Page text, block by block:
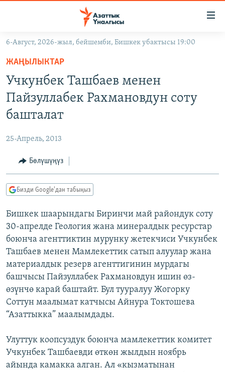
Навигацияга
өтүңүз
Издөөгө
салыңыз
КЫРГЫЗСТАН
КЫРГЫЗСТАН
МАДАНИЯТ
ДҮЙНӨ
УКРАИНА
ТВ ПРОГРАММАЛАР
БҮГҮН АЗАТТЫКТА
ДАНИСТЕ
АЗАТТЫК+
ЫҢГАЙСЫЗ СУРООЛОР
ПОДКАСТ
ОНЛАЙН ШЕРИНЕ
ЭЕ/АРнун бардык сайттары
6-Август, 2026-жыл, бейшемби, Бишкек убактысы 19:00
ЖАҢЫЛЫКТАР
Учкунбек Ташбаев менен
Пайзуллабек Рахмановдун соту
башталат
25-Апрель, 2013
Бөлүшүңүз
Бизди Google'дан табыңыз
Бишкек шаарындагы Биринчи май райондук соту
30-апрелде Геология жана минералдык ресурстар
боюнча агенттиктин мурунку жетекчиси Учкунбек
Ташбаев менен Мамлекеттик сатып алуулар жана
материалдык резерв агенттигинин мурдагы
башчысы Пайзуллабек Рахмановдун ишин өз-
өзүнчө карай баштайт. Бул тууралуу Жогорку
Соттун маалымат катчысы Айнура Токтошева
“Азаттыкка” маалымдады.
Улуттук коопсуздук боюнча мамлекеттик комитет
Учкунбек Ташбаевди өткөн жылдын ноябрь
айында камакка алган. Ал «кызматынан